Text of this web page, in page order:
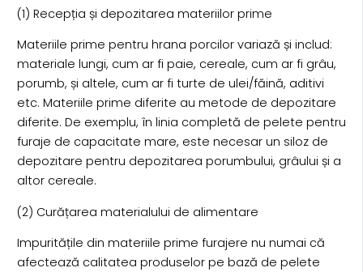
(1) Recepția și depozitarea materiilor prime
Materiile prime pentru hrana porcilor variază și includ:
materiale lungi, cum ar fi paie, cereale, cum ar fi grâu,
porumb, și altele, cum ar fi turte de ulei/făină, aditivi
etc. Materiile prime diferite au metode de depozitare
diferite. De exemplu, în linia completă de pelete pentru
furaje de capacitate mare, este necesar un siloz de
depozitare pentru depozitarea porumbului, grâului și a
altor cereale.
(2) Curățarea materialului de alimentare
Impuritățile din materiile prime furajere nu numai că
afectează calitatea produselor pe bază de pelete